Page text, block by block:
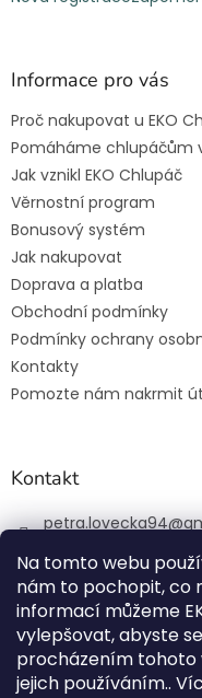
Na tomto webu
nám to pochopit, co
informací můžeme
vylepšovat, abyste
procházením tohoto
jejich používáním..
Informace pro vás
Proč nakupovat u EKO
Pomáháme chlupáčům
Jak vznikl EKO Chlupáč
Věrnostní program
Bonusový systém
Jak nakupovat
Doprava a platba
Obchodní podmínky
Podmínky ochrany
Kontakty
Pomozte nám nakrmit
Kontakt
petra.lovecka94@
+420 774 131 648
ekochlupac.cz